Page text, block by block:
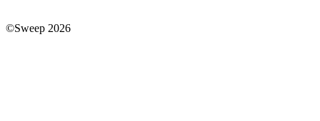
©Sweep 2026